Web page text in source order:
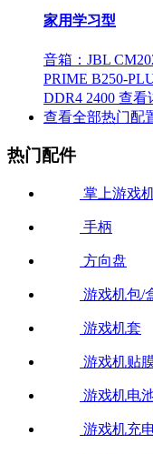
家用学习型
音箱：JBL
PRIME B250-
DDR4 2400 查看
查看全部热门配
热门配件
掌上游戏
手柄
方向盘
游戏机包/
游戏机套
游戏机贴
游戏机电
游戏机充